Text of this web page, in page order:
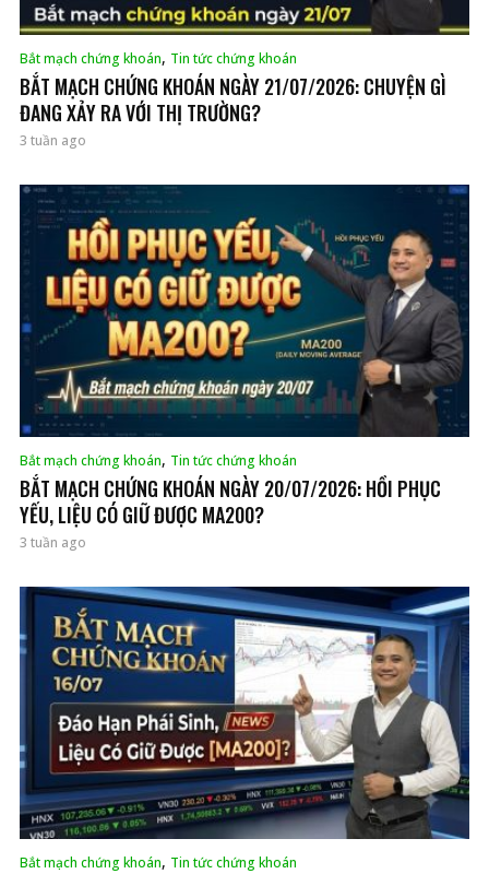
Bắt mạch chứng khoán, Tin tức chứng khoán
BẮT MẠCH CHỨNG KHOÁN NGÀY 21/07/2026: CHUYỆN GÌ
ĐANG XẢY RA VỚI THỊ TRƯỜNG?
3 tuần ago
Bắt mạch chứng khoán, Tin tức chứng khoán
BẮT MẠCH CHỨNG KHOÁN NGÀY 20/07/2026: HỒI PHỤC
YẾU, LIỆU CÓ GIỮ ĐƯỢC MA200?
3 tuần ago
Bắt mạch chứng khoán, Tin tức chứng khoán